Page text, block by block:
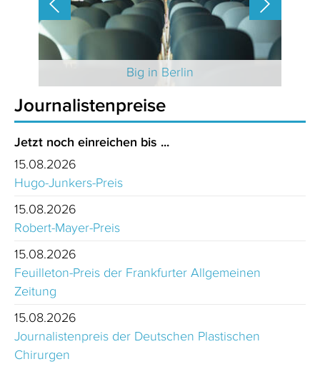
Big in Berlin
Journalistenpreise
Jetzt noch einreichen bis ...
15.08.2026
Hugo-Junkers-Preis
15.08.2026
Robert-Mayer-Preis
15.08.2026
Feuilleton-Preis der Frankfurter Allgemeinen
Zeitung
15.08.2026
Journalistenpreis der Deutschen Plastischen
Chirurgen